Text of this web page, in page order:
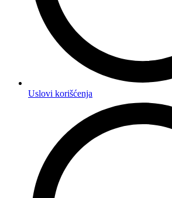
Uslovi korišćenja